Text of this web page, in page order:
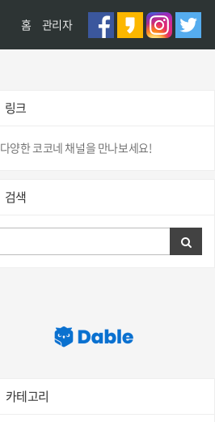
홈 관리자
링크
다양한 코코네 채널을 만나보세요!
검색
카테고리